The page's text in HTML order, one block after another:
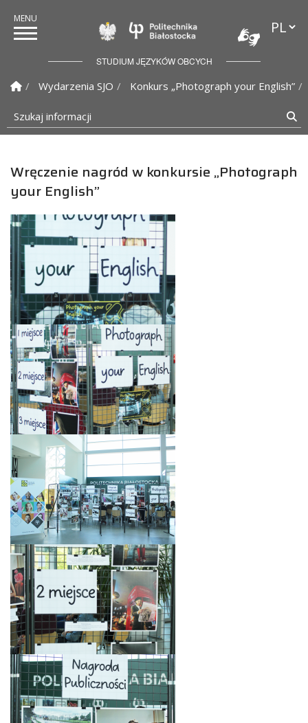
Politechnika
STUDIUM JĘZYKÓW OBCYCH
Strona Główna
Wydarzenia SJO
Konkurs „Photograph your English”
Szukaj informacji
Wręczenie nagród w konkursie „Photograph
your English”